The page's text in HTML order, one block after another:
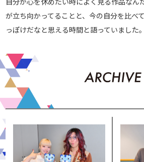
が立ち向かってることと、今の自分を比べ
っぽけだなと思える時間と語っていました。